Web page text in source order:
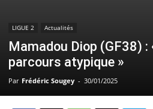
LIGUE 2 Actualités
Mamadou Diop (GF38) :
parcours atypique »
Par Frédéric Sougey - 30/01/2025